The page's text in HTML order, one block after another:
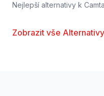
Nejlepší alternativy k
Zobrazit vše Alternativy